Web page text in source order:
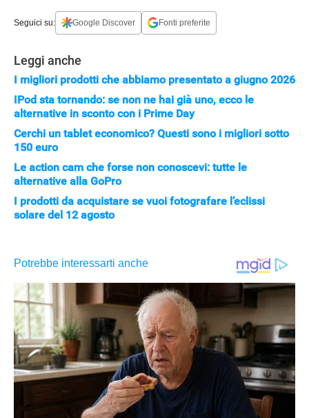
Libero Tecnologia è un prodotto Italiaonline
Seguici su: Google Discover Fonti preferite
Leggi anche
I migliori prodotti che abbiamo presentato a giugno 2026
IPod sta tornando: se non ne hai già uno, ecco le
alternative in sconto con i Prime Day
Cerchi un tablet economico? Questi sono i migliori sotto
150 euro
Le action cam che forse non conoscevi: tutte le
alternative alla GoPro
I prodotti da acquistare se vuoi fotografare l’eclissi
solare del 12 agosto